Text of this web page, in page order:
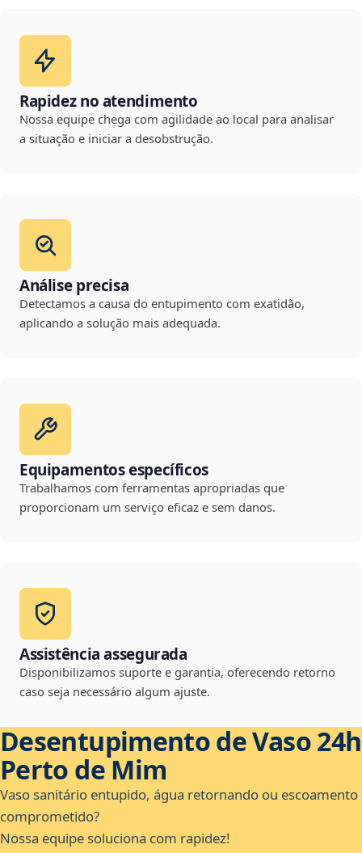
Rapidez no atendimento
Nossa equipe chega com agilidade ao local para analisar
a situação e iniciar a desobstrução.
Análise precisa
Detectamos a causa do entupimento com exatidão,
aplicando a solução mais adequada.
Equipamentos específicos
Trabalhamos com ferramentas apropriadas que
proporcionam um serviço eficaz e sem danos.
Assistência assegurada
Disponibilizamos suporte e garantia, oferecendo retorno
caso seja necessário algum ajuste.
Desentupimento de Vaso 24h
Perto de Mim
Vaso sanitário entupido, água retornando ou escoamento
comprometido?
Nossa equipe soluciona com rapidez!